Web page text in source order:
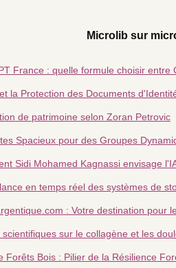
Microlib sur
France : quelle formule choisir
la Protection des Documents
de patrimoine selon Zoran Petrovic
Spacieux pour des Groupes
Sidi Mohamed Kagnassi envisage
en temps réel des systèmes de
: Votre destination pour
scientifiques sur le collagène et les
Forêts Bois : Pilier de la Résilience